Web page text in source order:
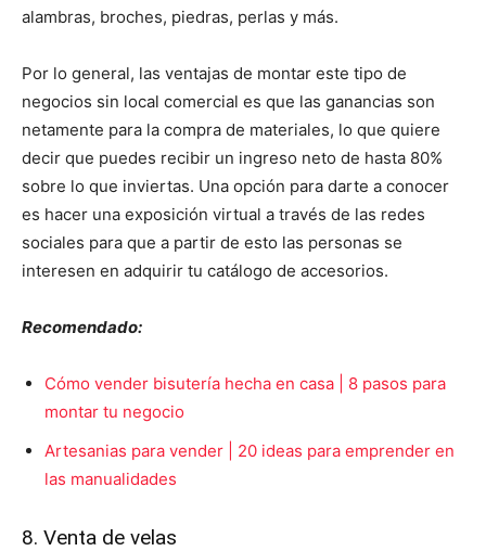
alambras, broches, piedras, perlas y más.
Por lo general, las ventajas de montar este tipo de
negocios sin local comercial es que las ganancias son
netamente para la compra de materiales, lo que quiere
decir que puedes recibir un ingreso neto de hasta 80%
sobre lo que inviertas. Una opción para darte a conocer
es hacer una exposición virtual a través de las redes
sociales para que a partir de esto las personas se
interesen en adquirir tu catálogo de accesorios.
Recomendado:
Cómo vender bisutería hecha en casa | 8 pasos para
montar tu negocio
Artesanias para vender | 20 ideas para emprender en
las manualidades
8. Venta de velas